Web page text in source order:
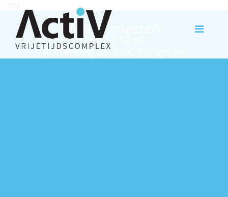
Activ Tongeren
012 23 33 43
Rutterweg 63, 3700 Tongeren